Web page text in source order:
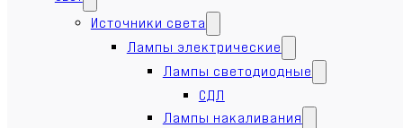
Источники света
Лампы электрические
Лампы светодиодные
СДЛ
Лампы накаливания